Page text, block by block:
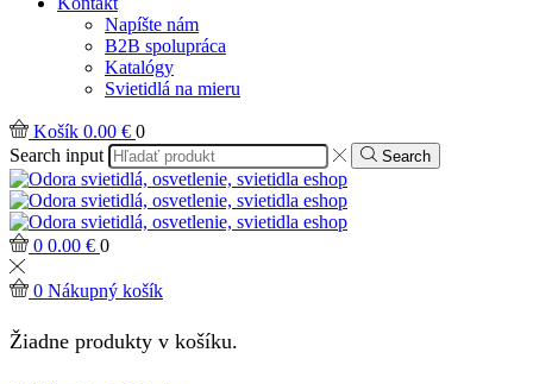
Napíšte nám
B2B spolupráca
Katalógy
Svietidlá na mieru
Košík 0.00 € 0
Search input
Search
0 0.00 € 0
0 Nákupný košík
Žiadne produkty v košíku.